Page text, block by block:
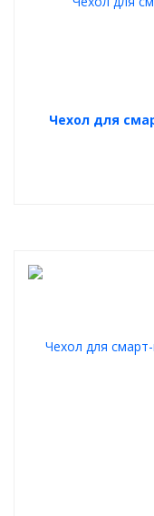
Чехол для